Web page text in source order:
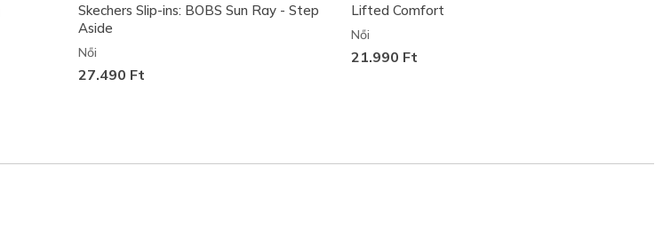
Skechers Slip-ins: BOBS Sun Ray - Step
Aside
Női
27.490 Ft
Lifted Comfort
Női
21.990 Ft